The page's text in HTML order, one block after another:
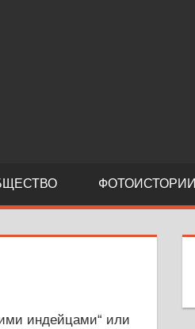
ФОТОИСТОРИИ
индейцами“ или